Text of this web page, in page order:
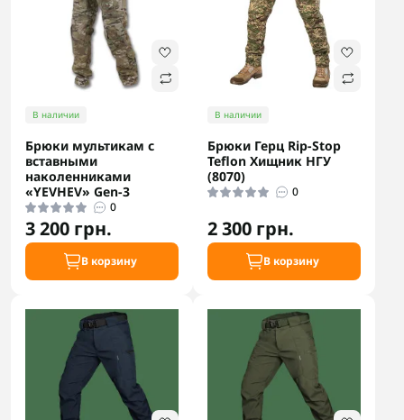
В наличии
Брюки мультикам с
вставными
наколенниками
«YEVHEV» Gen-3
0
3 200 грн.
В корзину
В наличии
Брюки Герц Rip-Stop
Teflon Хищник НГУ
(8070)
0
2 300 грн.
В корзину